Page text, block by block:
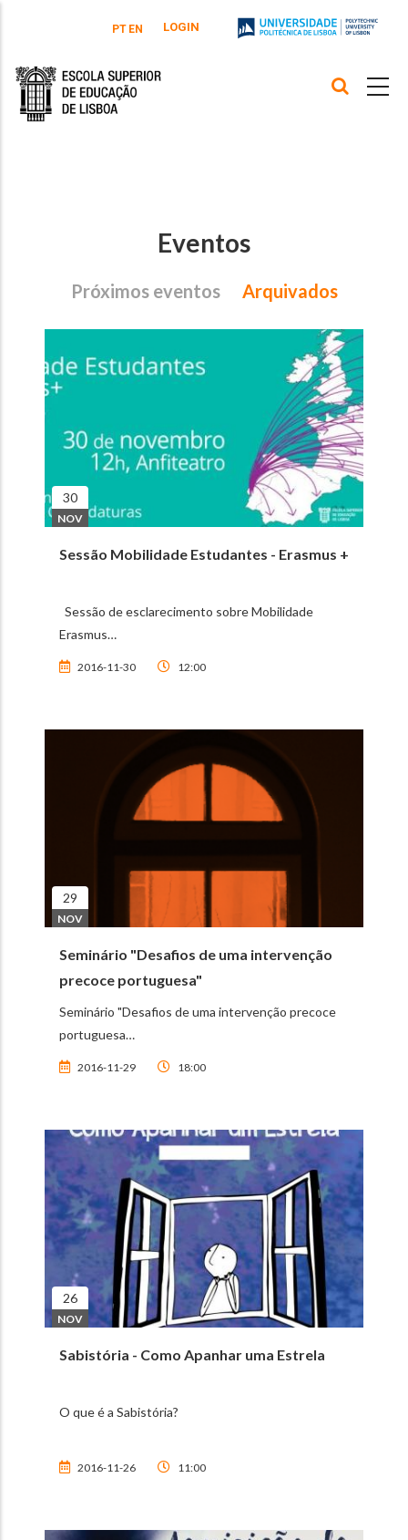
PT EN LOGIN
Eventos
Próximos eventos Arquivados
30
NOV
Sessão Mobilidade Estudantes - Erasmus +
Sessão de esclarecimento sobre Mobilidade
Erasmus…
2016-11-30 12:00
29
NOV
Seminário "Desafios de uma intervenção
precoce portuguesa"
Seminário "Desafios de uma intervenção precoce
portuguesa…
2016-11-29 18:00
26
NOV
Sabistória - Como Apanhar uma Estrela
O que é a Sabistória?
2016-11-26 11:00